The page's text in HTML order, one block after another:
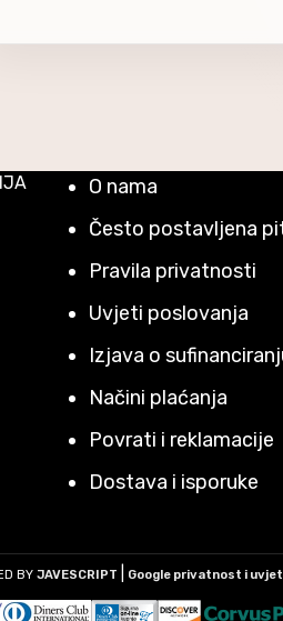
O nama
Često postavljena
Pravila privatnosti
Uvjeti poslovanja
Izjava o
Načini plaćanja
Povrati i reklamacije
Dostava i isporuke
BY JAVESCRIPT Google privatnost i